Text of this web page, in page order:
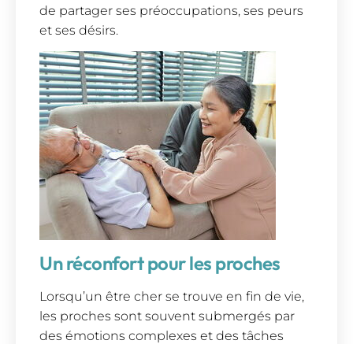
de partager ses préoccupations, ses peurs
et ses désirs.
Un réconfort pour les proches
Lorsqu’un être cher se trouve en fin de vie,
les proches sont souvent submergés par
des émotions complexes et des tâches